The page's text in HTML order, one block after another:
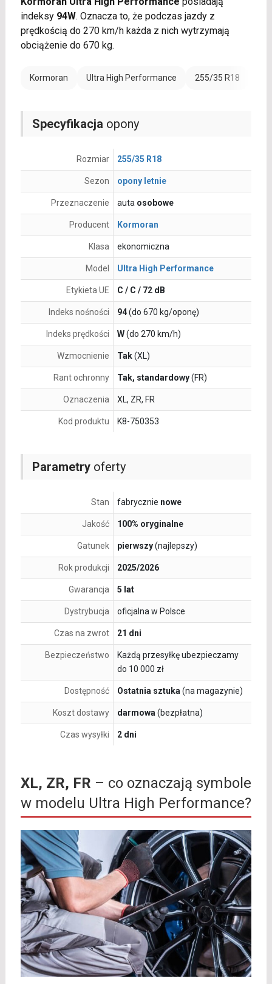
indeksy 94W. Oznacza to, że podczas jazdy z
prędkością do 270 km/h każda z nich wytrzymają
obciążenie do 670 kg.
Kormoran Ultra High Performance 255/35 R18
Parametryoferty
Stan fabrycznie nowe
Jakość 100% oryginalne
Gatunek pierwszy(najlepszy)
Rok produkcji 2025/2026
Gwarancja 5 lat
Dystrybucja oficjalna w Polsce
Czas na zwrot 21 dni
Bezpieczeństwo
Każdą przesyłkę ubezpieczamy
do 10 000 zł
Dostępność Ostatnia sztuka (na magazynie)
Koszt dostawy darmowa (bezpłatna)
Czas wysyłki 2 dni
Specyfikacja opony
Rozmiar 255/35 R18
Sezon opony letnie
Przeznaczenie auta osobowe
Producent Kormoran
Klasa ekonomiczna
Model Ultra High Performance
Etykieta UE C / C / 72 dB
Indeks nośności 94(do 670 kg/oponę)
Indeks prędkości W(do 270 km/h)
Wzmocnienie Tak(XL)
Rant ochronny Tak, standardowy(FR)
Oznaczenia XL, ZR, FR
Kod produktu K8-750353
XL, ZR, FR – co oznaczają symbole
w modelu Ultra High Performance?